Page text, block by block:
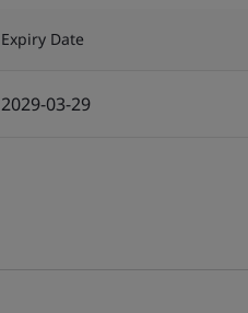
Expiry Date
2029-03-29